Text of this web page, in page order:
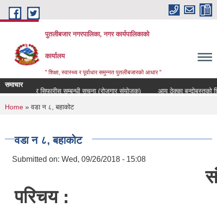
Skip to main content
पुतलीबजार नगरपालिका, नगर कार्यपालिकाको
कार्यालय
" शिक्षा, स्वास्थ्य र पूर्वाधार समुन्नत पुतलीबजारको आधार "
समाचार
उम्मेदवार सिफारीस सम्बन्धी सूचना (रोजगार संयोजक)
आय ठेक्का बन्दोबस्तको
You are here
Home » वडा न ८, बहाकोट
वडा न ८, बहाकोट
Submitted on: Wed, 09/26/2018 - 15:08
परिचय :